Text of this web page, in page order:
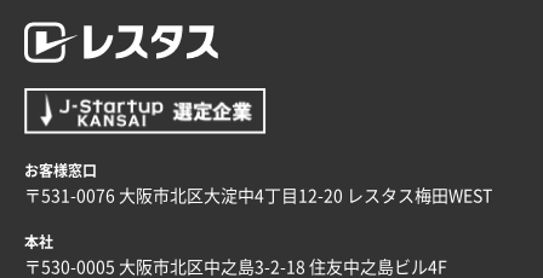
お客様窓口
〒531-0076 大阪市北区大淀中4丁目12-20 レスタス梅田WEST
本社
〒530-0005 大阪市北区中之島3-2-18 住友中之島ビル4F